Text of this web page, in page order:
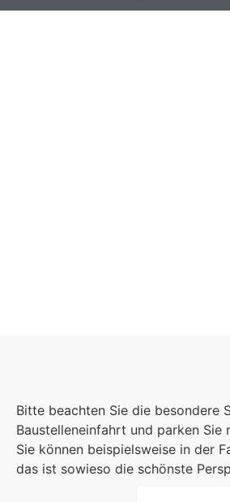
Bitte beachten Sie die besondere
Baustelleneinfahrt und parken
Sie können beispielsweise in der
das ist sowieso die schönste